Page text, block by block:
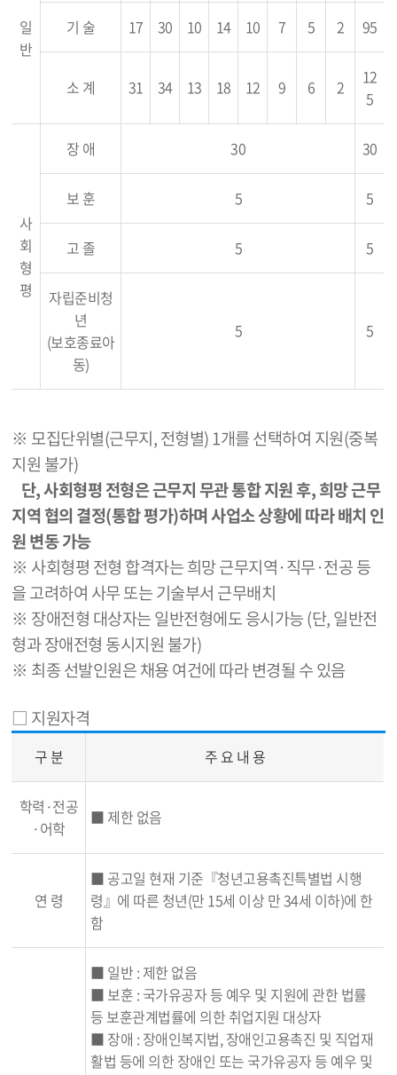
일
반
기 술 17 30 10 14 10 7 5 2 95
소 계 31 34 13 18 12 9 6 2
12
5
사
회
형
평
장 애 30 30
보 훈 5 5
고 졸 5 5
자립준비청
년
(보호종료아
동)
5 5
※ 모집단위별(근무지, 전형별) 1개를 선택하여 지원(중복
지원 불가)
단, 사회형평 전형은 근무지 무관 통합 지원 후, 희망 근무
지역 협의 결정(통합 평가)하며 사업소 상황에 따라 배치 인
원 변동 가능
※ 사회형평 전형 합격자는 희망 근무지역·직무·전공 등
을 고려하여 사무 또는 기술부서 근무배치
※ 장애전형 대상자는 일반전형에도 응시가능 (단, 일반전
형과 장애전형 동시지원 불가)
※ 최종 선발인원은 채용 여건에 따라 변경될 수 있음
□ 지원자격
구 분 주 요 내 용
학력·전공
·어학
■ 제한 없음
연 령
■ 공고일 현재 기준『청년고용촉진특별법 시행
령』에 따른 청년(만 15세 이상 만 34세 이하)에 한
함
■ 일반 : 제한 없음
■ 보훈 : 국가유공자 등 예우 및 지원에 관한 법률
등 보훈관계법률에 의한 취업지원 대상자
■ 장애 : 장애인복지법, 장애인고용촉진 및 직업재
활법 등에 의한 장애인 또는 국가유공자 등 예우 및